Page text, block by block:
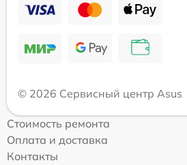
© 2026 Сервисный центр Asus
Стоимость ремонта
Оплата и доставка
Контакты